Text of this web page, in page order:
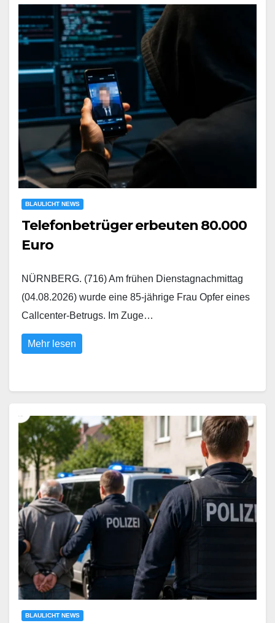
BLAULICHT NEWS
Telefonbetrüger erbeuten 80.000
Euro
NÜRNBERG. (716) Am frühen Dienstagnachmittag
(04.08.2026) wurde eine 85-jährige Frau Opfer eines
Callcenter-Betrugs. Im Zuge…
Mehr lesen
BLAULICHT NEWS